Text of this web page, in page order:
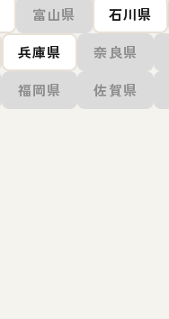
富山県 石川県
兵庫県 奈良県
福岡県 佐賀県